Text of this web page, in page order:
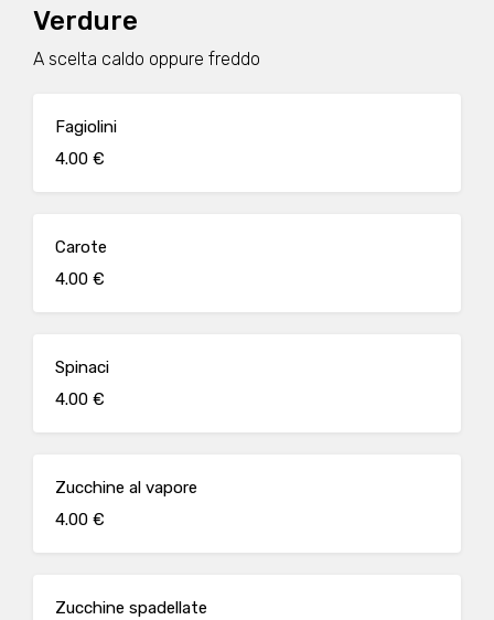
Verdure
A scelta caldo oppure freddo
Fagiolini
4.00 €
Carote
4.00 €
Spinaci
4.00 €
Zucchine al vapore
4.00 €
Zucchine spadellate